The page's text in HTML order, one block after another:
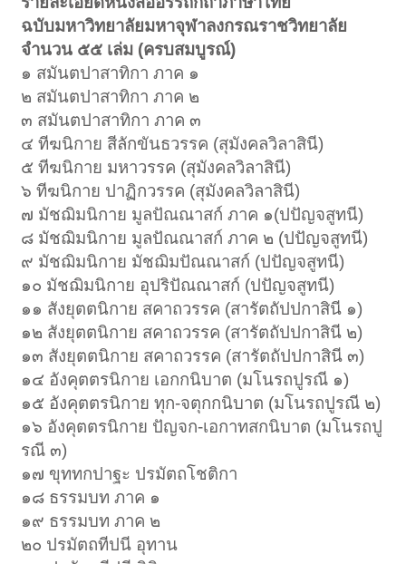
ฉบับมหาวิทยาลัยมหาจุฬาลงกรณราชวิทยาลัย
จำนวน ๕๕ เล่ม (ครบสมบูรณ์)
๑ สมันตปาสาทิกา ภาค ๑
๒ สมันตปาสาทิกา ภาค ๒
๓ สมันตปาสาทิกา ภาค ๓
๔ ทีฆนิกาย สีลักขันธวรรค (สุมังคลวิลาสินี)
๕ ทีฆนิกาย มหาวรรค (สุมังคลวิลาสินี)
๖ ทีฆนิกาย ปาฏิกวรรค (สุมังคลวิลาสินี)
๗ มัชฌิมนิกาย มูลปัณณาสก์ ภาค ๑(ปปัญจสูทนี)
๘ มัชฌิมนิกาย มูลปัณณาสก์ ภาค ๒ (ปปัญจสูทนี)
๙ มัชฌิมนิกาย มัชฌิมปัณณาสก์ (ปปัญจสูทนี)
๑๐ มัชฌิมนิกาย อุปริปัณณาสก์ (ปปัญจสูทนี)
๑๑ สังยุตตนิกาย สคาถวรรค (สารัตถัปปกาสินี ๑)
๑๒ สังยุตตนิกาย สคาถวรรค (สารัตถัปปกาสินี ๒)
๑๓ สังยุตตนิกาย สคาถวรรค (สารัตถัปปกาสินี ๓)
๑๔ อังคุตตรนิกาย เอกกนิบาต (มโนรถปูรณี ๑)
๑๕ อังคุตตรนิกาย ทุก-จตุกกนิบาต (มโนรถปูรณี ๒)
๑๖ อังคุตตรนิกาย ปัญจก-เอกาทสกนิบาต (มโนรถปู
รณี ๓)
๑๗ ขุททกปาฐะ ปรมัตถโชติกา
๑๘ ธรรมบท ภาค ๑
๑๙ ธรรมบท ภาค ๒
๒๐ ปรมัตถทีปนี อุทาน